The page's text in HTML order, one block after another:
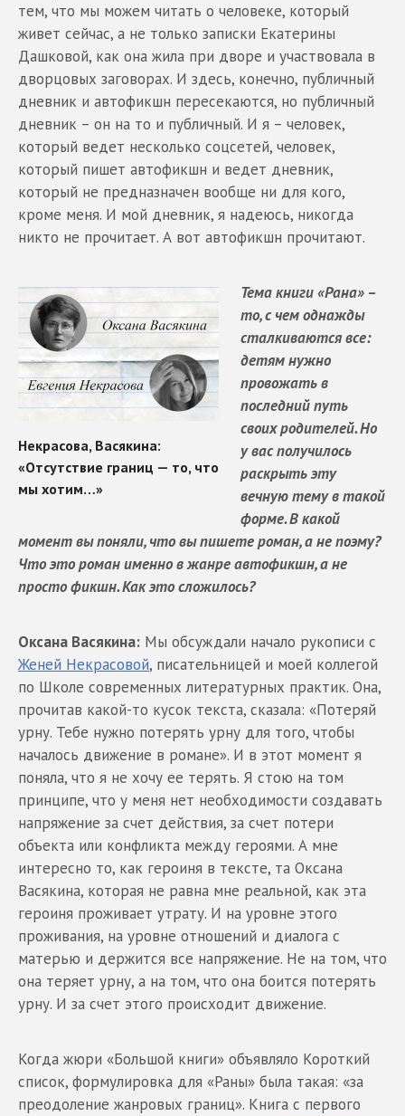
тем, что мы можем читать о человеке, который
живет сейчас, а не только записки Екатерины
Дашковой, как она жила при дворе и участвовала в
дворцовых заговорах. И здесь, конечно, публичный
дневник и автофикшн пересекаются, но публичный
дневник – он на то и публичный. И я – человек,
который ведет несколько соцсетей, человек,
который пишет автофикшн и ведет дневник,
который не предназначен вообще ни для кого,
кроме меня. И мой дневник, я надеюсь, никогда
никто не прочитает. А вот автофикшн прочитают.
Тема книги «Рана» –
то, с чем однажды
сталкиваются все:
детям нужно
провожать в
последний путь
своих родителей. Но
у вас получилось
раскрыть эту
вечную тему в такой
форме. В какой
момент вы поняли, что вы пишете роман, а не поэму?
Что это роман именно в жанре автофикшн, а не
просто фикшн. Как это сложилось?
Оксана Васякина: Мы обсуждали начало рукописи с
Женей Некрасовой, писательницей и моей коллегой
по Школе современных литературных практик. Она,
прочитав какой-то кусок текста, сказала: «Потеряй
урну. Тебе нужно потерять урну для того, чтобы
началось движение в романе». И в этот момент я
поняла, что я не хочу ее терять. Я стою на том
принципе, что у меня нет необходимости создавать
напряжение за счет действия, за счет потери
объекта или конфликта между героями. А мне
интересно то, как героиня в тексте, та Оксана
Васякина, которая не равна мне реальной, как эта
героиня проживает утрату. И на уровне этого
проживания, на уровне отношений и диалога с
матерью и держится все напряжение. Не на том, что
она теряет урну, а на том, что она боится потерять
урну. И за счет этого происходит движение.
Когда жюри «Большой книги» объявляло Короткий
список, формулировка для «Раны» была такая: «за
преодоление жанровых границ». Книга с первого